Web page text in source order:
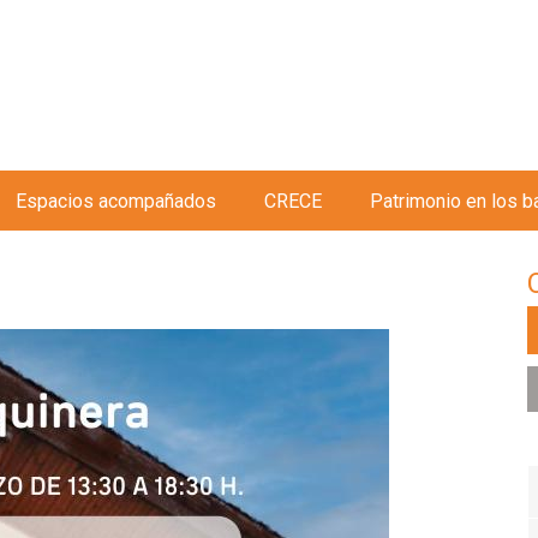
Espacios acompañados CRECE Patrimonio en los